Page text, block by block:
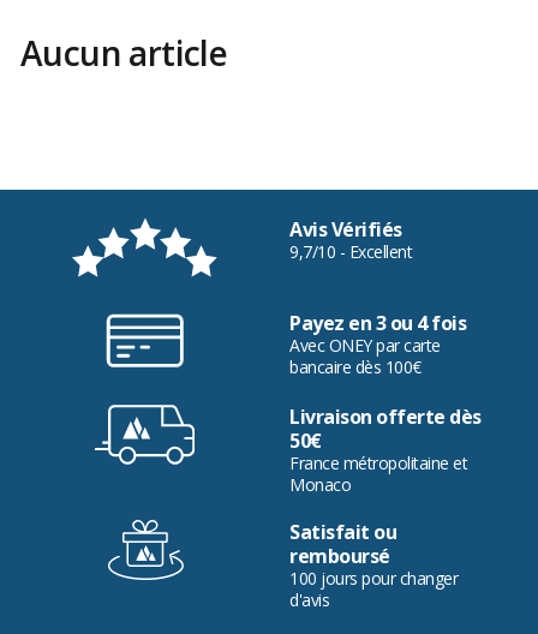
Aucun article
Avis Vérifiés
9,7/10 - Excellent
Payez en 3 ou 4 fois
Avec ONEY par carte
bancaire dès 100€
Livraison offerte dès
50€
France métropolitaine et
Monaco
Satisfait ou
remboursé
100 jours pour changer
d'avis